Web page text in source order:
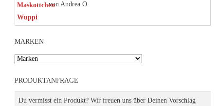
Bewertet mit
von Andrea O.
MARKEN
PRODUKTANFRAGE
Du vermisst ein Produkt? Wir freuen uns über Deinen Vorschlag